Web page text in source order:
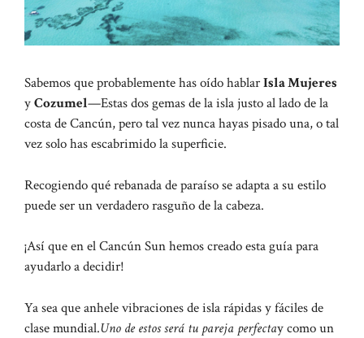
Sabemos que probablemente has oído hablarIsla Mujeres
yCozumel—Estas dos gemas de la isla justo al lado de la
costa de Cancún, pero tal vez nunca hayas pisado una, o tal
vez solo has escabrimido la superficie.
Recogiendo qué rebanada de paraíso se adapta a su estilo
puede ser un verdadero rasguño de la cabeza.
¡Así que en el Cancún Sun hemos creado esta guía para
ayudarlo a decidir!
Ya sea que anhele vibraciones de isla rápidas y fáciles de
clase mundial.Uno de estos será tu pareja perfectay como un